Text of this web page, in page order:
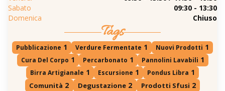
Sabato
09:30 - 13:30
Domenica
Chiuso
Tags
Pubblicazione 1 Verdure Fermentate 1 Nuovi Prodotti 1
Cura Del Corpo 1 Percarbonato 1 Pannolini Lavabili 1
Birra Artigianale 1 Escursione 1 Pondus Libra 1
Comunità 2 Degustazione 2 Prodotti Sfusi 2